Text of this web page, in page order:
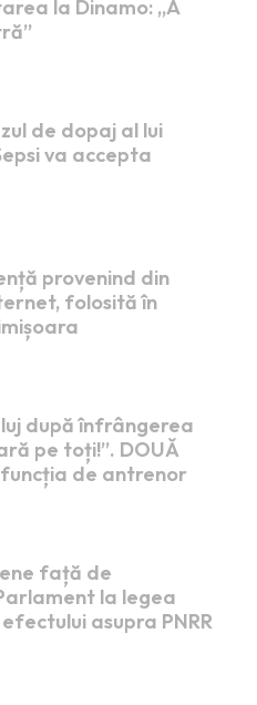
la Dinamo: „A
de dopaj al lui
va accepta
provenind din
folosită în
după înfrângerea
pe toți!”. DOUĂ
funcția de antrenor
față de
la legea
asupra PNRR